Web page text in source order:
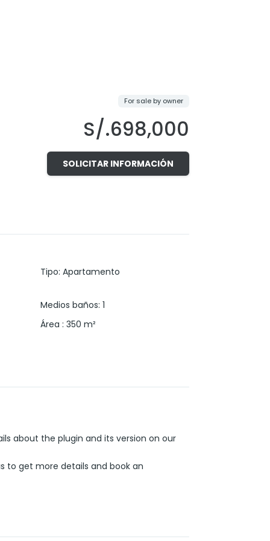
S/.698,000
For sale by owner
SOLICITAR INFORMACIÓN
Tipo: Apartamento
Medios baños: 1
Área: 350 m²
about the plugin and its version on our
to get more details and book an